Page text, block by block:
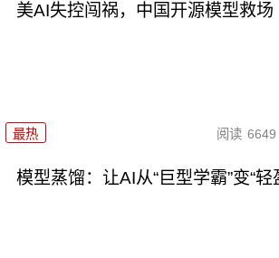
美AI失控闯祸，中国开源模型救场
最热 阅读 6649
模型蒸馏：让AI从“巨型学霸”变“轻